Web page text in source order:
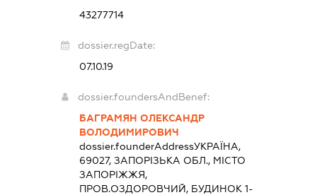
43277714
dossier.regDate:
07.10.19
dossier.foundersAndBenef:
БАГРАМЯН ОЛЕКСАНДР
ВОЛОДИМИРОВИЧ
dossier.founderAddressУКРАЇНА,
69027, ЗАПОРІЗЬКА ОБЛ., МІСТО
ЗАПОРІЖЖЯ,
ПРОВ.ОЗДОРОВЧИЙ, БУДИНОК 1-